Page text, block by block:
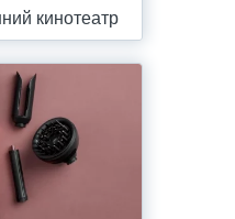
кинотеатр